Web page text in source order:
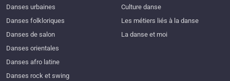
Danses urbaines
Danses folkloriques
Danses de salon
Danses orientales
Danses afro latine
Danses rock et swing
Culture danse
Les métiers liés à la danse
La danse et moi